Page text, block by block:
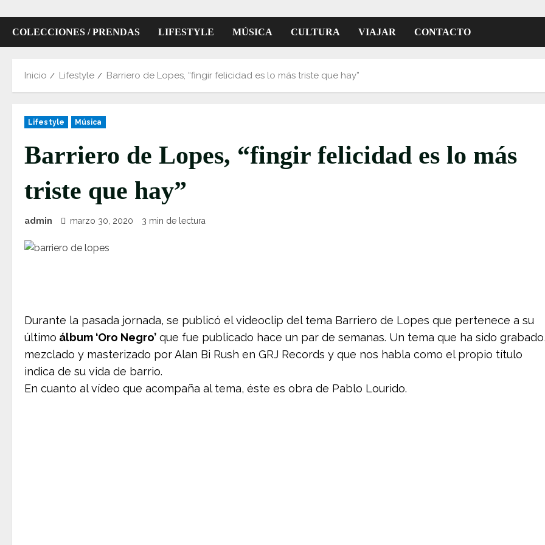
COLECCIONES / PRENDAS LIFESTYLE MÚSICA CULTURA VIAJAR CONTACTO
Inicio Lifestyle Barriero de Lopes, “fingir felicidad es lo más triste que hay”
Lifestyle Música
Barriero de Lopes, “fingir felicidad es lo más
triste que hay”
admin marzo 30, 2020 3 min de lectura
Durante la pasada jornada, se publicó el videoclip del tema Barriero de Lopes que pertenece a su
último álbum ‘Oro Negro’ que fue publicado hace un par de semanas. Un tema que ha sido
mezclado y masterizado por Alan Bi Rush en GRJ Records y que nos habla como el propio título
indica de su vida de barrio.
En cuanto al vídeo que acompaña al tema, éste es obra de Pablo Lourido.